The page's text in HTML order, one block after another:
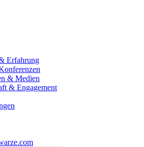
Erfahrung
& Medien
& Engagement